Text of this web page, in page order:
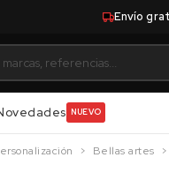
Envío
NUEVO
Bellas artes